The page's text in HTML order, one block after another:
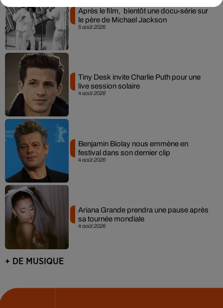
5 août 2026
Après le film, bientôt une docu-série sur
le père de Michael Jackson
4 août 2026
Tiny Desk invite Charlie Puth pour une
live session solaire
4 août 2026
Benjamin Biolay nous emmène en
festival dans son dernier clip
4 août 2026
Ariana Grande prendra une pause après
sa tournée mondiale
+ DE MUSIQUE